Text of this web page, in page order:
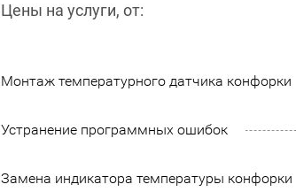
Цены на услуги, от:
Монтаж температурного датчика конфорки
Устранение программных ошибок
Замена индикатора температуры конфорки